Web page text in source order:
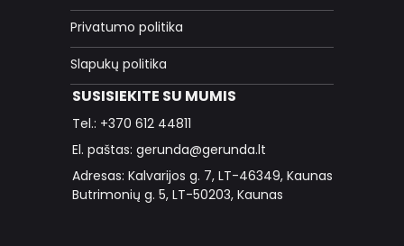
Privatumo politika
Slapukų politika
SUSISIEKITE SU MUMIS
Tel.: +370 612 44811
El. paštas: gerunda@gerunda.lt
Adresas: Kalvarijos g. 7, LT-46349, Kaunas
Butrimonių g. 5, LT-50203, Kaunas